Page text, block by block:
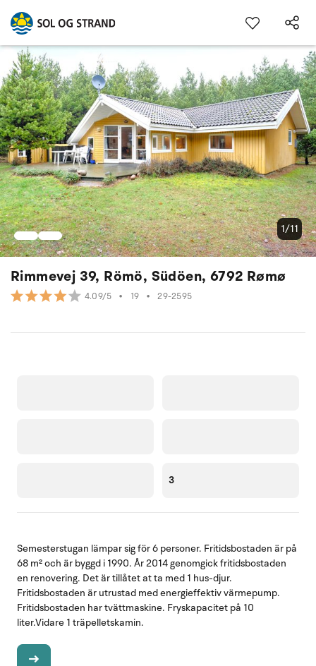
Rimmevej 39, Römö, Südöen, 6792 Rømø
4.09/5 • 19 • 29-2595
1/11
3
Semesterstugan lämpar sig för 6 personer. Fritidsbostaden är på
68 m² och är byggd i 1990. År 2014 genomgick fritidsbostaden
en renovering. Det är tillåtet at ta med 1 hus-djur.
Fritidsbostaden är utrustad med energieffektiv värmepump.
Fritidsbostaden har tvättmaskine. Fryskapacitet på 10
liter.Vidare 1 träpelletskamin.